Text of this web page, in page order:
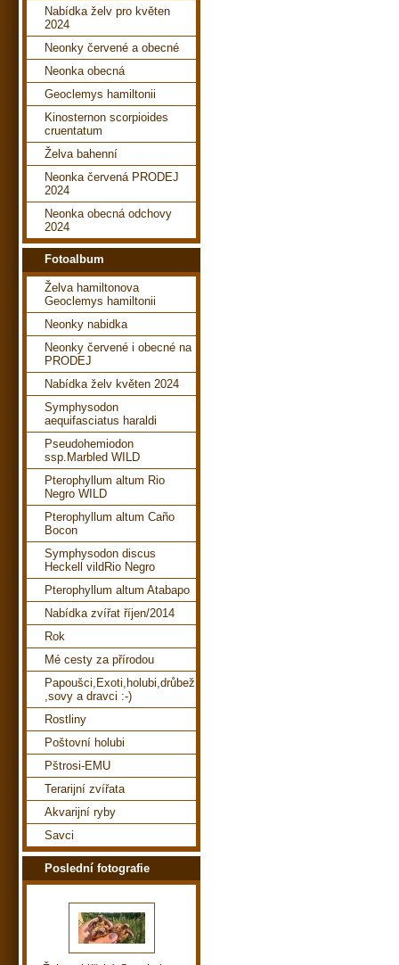
Nabídka želv pro květen
2024
Neonky červené a obecné
Neonka obecná
Geoclemys hamiltonii
Kinosternon scorpioides
cruentatum
Želva bahenní
Neonka červená PRODEJ
2024
Neonka obecná odchovy
2024
Fotoalbum
Želva hamiltonova
Geoclemys hamiltonii
Neonky nabidka
Neonky červené i obecné na
PRODEJ
Nabídka želv květen 2024
Symphysodon
aequifasciatus haraldi
Pseudohemiodon
ssp.Marbled WILD
Pterophyllum altum Rio
Negro WILD
Pterophyllum altum Caño
Bocon
Symphysodon discus
Heckell vildRio Negro
Pterophyllum altum Atabapo
Nabídka zvířat říjen/2014
Rok
Mé cesty za přírodou
Papoušci,Exoti,holubi,drůbež
,sovy a dravci :-)
Rostliny
Poštovní holubi
Pštrosi-EMU
Terarijní zvířata
Akvarijní ryby
Savci
Poslední fotografie